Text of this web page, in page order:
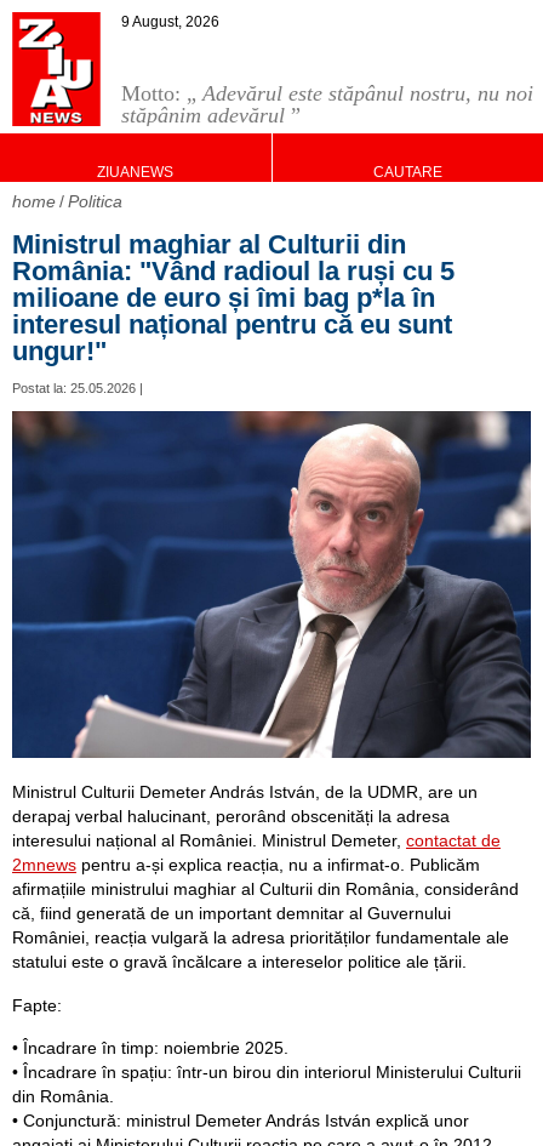
Motto: „Adevărul este stăpânul nostru, nu noi
stăpânim adevărul ”
9 August, 2026
ZIUANEWS CAUTARE
home Politica
Ministrul maghiar al Culturii din
România: "Vând radioul la ruși cu 5
milioane de euro și îmi bag p*la în
interesul național pentru că eu sunt
ungur!"
Postat la: 25.05.2026 |
Ministrul Culturii Demeter András István, de la UDMR, are un
derapaj verbal halucinant, perorând obscenități la adresa
interesului național al României. Ministrul Demeter, contactat de
2mnews pentru a-și explica reacția, nu a infirmat-o. Publicăm
afirmațiile ministrului maghiar al Culturii din România, considerând
că, fiind generată de un important demnitar al Guvernului
României, reacția vulgară la adresa priorităților fundamentale ale
statului este o gravă încălcare a intereselor politice ale țării.
Fapte:
• Încadrare în timp: noiembrie 2025.
• Încadrare în spațiu: într-un birou din interiorul Ministerului Culturii
din România.
• Conjunctură: ministrul Demeter András István explică unor